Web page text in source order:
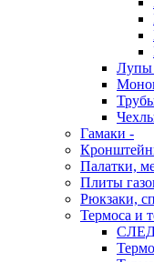
Лупы
Гамаки -
Палатки,
Плиты
Рюкзаки,
Термоса и